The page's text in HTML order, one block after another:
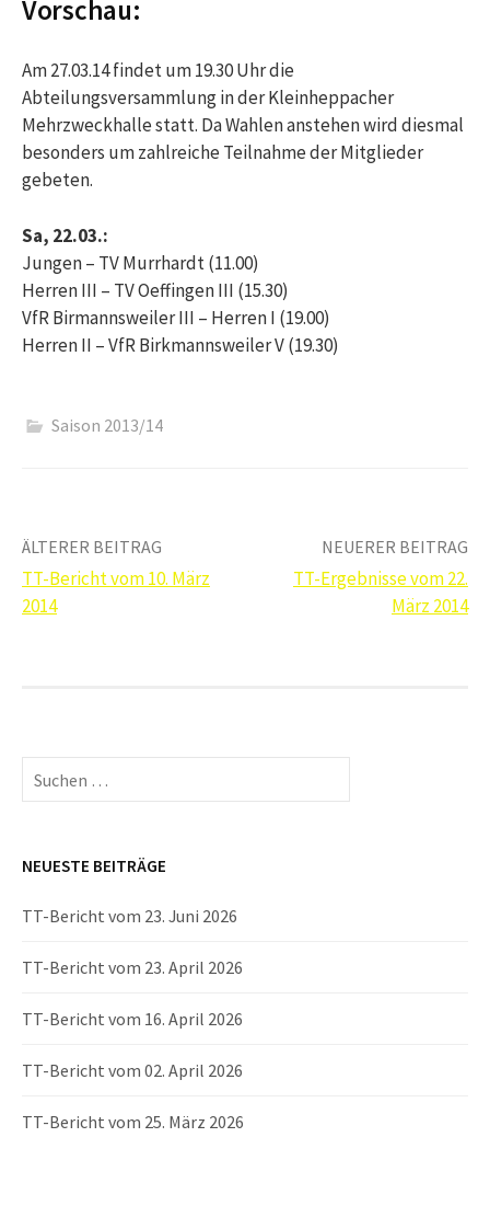
Vorschau:
Am 27.03.14 findet um 19.30 Uhr die
Abteilungsversammlung in der Kleinheppacher
Mehrzweckhalle statt. Da Wahlen anstehen wird diesmal
besonders um zahlreiche Teilnahme der Mitglieder
gebeten.
Sa, 22.03.:
Jungen – TV Murrhardt (11.00)
Herren III – TV Oeffingen III (15.30)
VfR Birmannsweiler III – Herren I (19.00)
Herren II – VfR Birkmannsweiler V (19.30)
Saison 2013/14
Beitrags-
Navigation
ÄLTERER BEITRAG
TT-Bericht vom 10. März
2014
NEUERER BEITRAG
TT-Ergebnisse vom 22.
März 2014
Suchen
nach:
NEUESTE BEITRÄGE
TT-Bericht vom 23. Juni 2026
TT-Bericht vom 23. April 2026
TT-Bericht vom 16. April 2026
TT-Bericht vom 02. April 2026
TT-Bericht vom 25. März 2026